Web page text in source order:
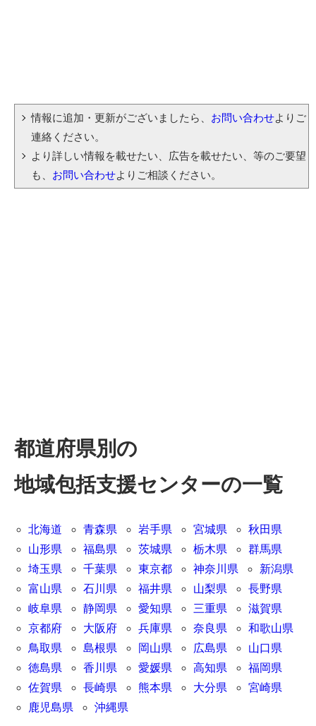
情報に追加・更新がございましたら、 お問い合わせよりご
連絡ください。
より詳しい情報を載せたい、広告を載せたい、等のご要望
も、 お問い合わせよりご相談ください。
都道府県別の
地域包括支援センターの一覧
北海道 青森県 岩手県 宮城県
秋田県
山形県
福島県 茨城県 栃木県
群馬県
埼玉県
千葉県 東京都 神奈川県
新潟県
富山県
石川県 福井県 山梨県
長野県
岐阜県
静岡県 愛知県 三重県
滋賀県
京都府
大阪府 兵庫県 奈良県
和歌山県
鳥取県
島根県 岡山県 広島県
山口県
徳島県
香川県 愛媛県 高知県
福岡県
佐賀県
長崎県 熊本県 大分県
宮崎県
鹿児島県
沖縄県